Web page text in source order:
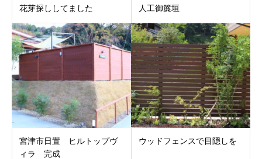
花芽探ししてました 人工御簾垣
宮津市日置 ヒルトップヴ
ィラ 完成
ウッドフェンスで目隠しを